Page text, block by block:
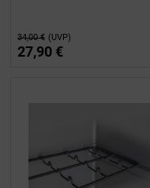
34,00 € (UVP)
27,90 €